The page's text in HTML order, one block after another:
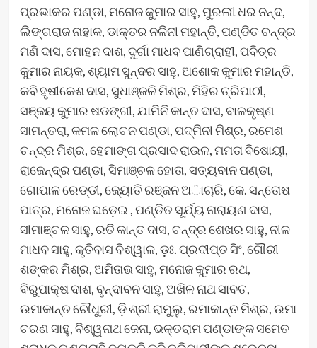
ପ୍ରଭାକର ପଣ୍ଡା, ମନୋଜ କୁମାର ସାହୁ, ମୁରଲୀ ଧର ନନ୍ଦ,
ଲିଙ୍ଗରାଜ ନାହାକ, ଡାକ୍ତର ନଳିନୀ ମହାନ୍ତି, ପଣ୍ଡିତ ଚନ୍ଦ୍ର
ମଣି ଦାସ, ମୋହନ ଦାଶ, ଦୁର୍ଗା ମାଧବ ପାଣିଗ୍ରାହୀ, ପବିତ୍ର
କୁମାର ନାୟକ, ଶ୍ୟାମ ସୁନ୍ଦର ସାହୁ, ଅଶୋକ କୁମାର ମହାନ୍ତି,
କବି ହୃଷୀକେଶ ଦାସ, ସୁଧାଞ୍ଜଳି ମିଶ୍ର, ମିହିର ତ୍ରିପାଠୀ,
ସଞ୍ଜୟ କୁମାର ଷଡଙ୍ଗୀ, ଯାମିନି କାନ୍ତ ଦାସ, ବାଳକୃଷ୍ଣ
ସାମନ୍ତରା, କମଳ ଲୋଚନ ପଣ୍ଡା, ପଦ୍ମିନୀ ମିଶ୍ର, ରମେଶ
ଚନ୍ଦ୍ର ମିଶ୍ର, ହେମାଙ୍ଗ ପ୍ରସାଦ ରାଉଳ, ମମତା ବିଷୋୟୀ,
ରାଜେନ୍ଦ୍ର ପଣ୍ଡା, ସିମାଞ୍ଚଳ ହୋତା, ସତ୍ୟବାନ ପଣ୍ଡା,
ଗୋପାଳ ରେଡ୍ଡୀ, ଜ୍ୟୋତି ରଞ୍ଜନ ଅାଚାରି, କେ. ସନ୍ତୋଷ
ପାତ୍ର, ମନୋଜ ଘଡ଼େଇ , ପଣ୍ଡିତ ସୂର୍ଯ୍ୟ ନାରାୟଣ ଦାସ,
ସୀମାଞ୍ଚଳ ସାହୁ, ରତି କାନ୍ତ ଦାସ, ଚନ୍ଦ୍ର ଶେଖର ସାହୁ, ନୀଳ
ମାଧବ ସାହୁ, କୃତିବାସ ବିଶ୍ୱାଳ, ଡ଼ଃ. ପ୍ରଦୀପ୍ତ ସିଂ, ଗୌରୀ
ଶଙ୍କର ମିଶ୍ର, ଅମିତାଭ ସାହୁ, ମନୋଜ କୁମାର ରଥ,
ବିରୁପାକ୍ଷ ଦାଶ, ବୃନ୍ଦାବନ ସାହୁ, ଅଖିଳ ନାଥ ସାବତ,
ଉମାକାନ୍ତ ଚୌଧୁରୀ, ଡ଼ି ଶ୍ରୀ ରାମୁଲୁ, ରମାକାନ୍ତ ମିଶ୍ର, ଉମା
ଚରଣ ସାହୁ, ବିଶ୍ୱନାଥ ଜେନା, ଭକ୍ତରାମ ପଣ୍ଡାଙ୍କ ସମେତ